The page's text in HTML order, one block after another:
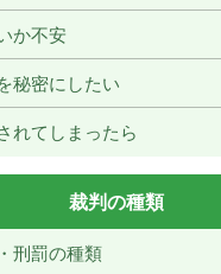
か不安
秘密にしたい
れてしまったら
裁判の種類
刑罰の種類